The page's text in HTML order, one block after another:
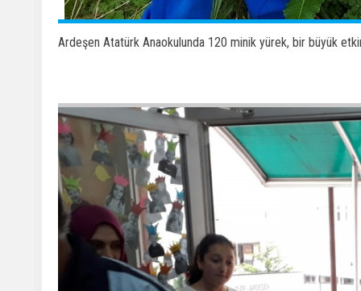
Ardeşen Atatürk Anaokulunda 120 minik yürek, bir büyük